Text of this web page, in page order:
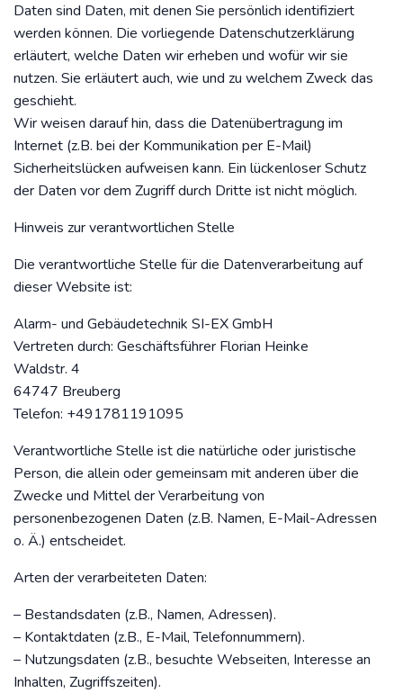
Daten sind Daten, mit denen Sie persönlich identifiziert
werden können. Die vorliegende Datenschutzerklärung
erläutert, welche Daten wir erheben und wofür wir sie
nutzen. Sie erläutert auch, wie und zu welchem Zweck das
geschieht.
Wir weisen darauf hin, dass die Datenübertragung im
Internet (z.B. bei der Kommunikation per E-Mail)
Sicherheitslücken aufweisen kann. Ein lückenloser Schutz
der Daten vor dem Zugriff durch Dritte ist nicht möglich.
Hinweis zur verantwortlichen Stelle
Die verantwortliche Stelle für die Datenverarbeitung auf
dieser Website ist:
Alarm- und Gebäudetechnik SI-EX GmbH
Vertreten durch: Geschäftsführer Florian Heinke
Waldstr. 4
64747 Breuberg
Telefon: +491781191095
Verantwortliche Stelle ist die natürliche oder juristische
Person, die allein oder gemeinsam mit anderen über die
Zwecke und Mittel der Verarbeitung von
personenbezogenen Daten (z.B. Namen, E-Mail-Adressen
o. Ä.) entscheidet.
Arten der verarbeiteten Daten:
– Bestandsdaten (z.B., Namen, Adressen).
– Kontaktdaten (z.B., E-Mail, Telefonnummern).
– Nutzungsdaten (z.B., besuchte Webseiten, Interesse an
Inhalten, Zugriffszeiten).